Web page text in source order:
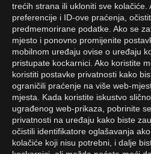
trećih strana ili ukloniti sve kolačiće.
preferencije i ID-ove praćenja,
predmemorirane podatke. Ako se
mjesto i ponovno promijenite
mobilnom uređaju ovise o uređaju
pristupate kockarnici. Ako koristite
koristiti postavke privatnosti kako
ograničili praćenje na više web-
mjesta. Kada koristite iskustvo
ugrađenog web-prikaza, pobrinite
privatnosti na uređaju kako biste
očistili identifikatore oglašavanja
kolačiće koji nisu potrebni, i dalje